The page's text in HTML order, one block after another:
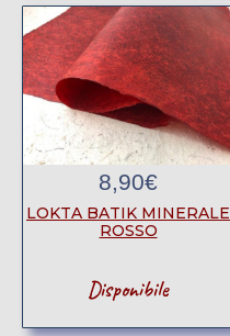
8,90€
LOKTA BATIK MINERALE
ROSSO
Disponibile